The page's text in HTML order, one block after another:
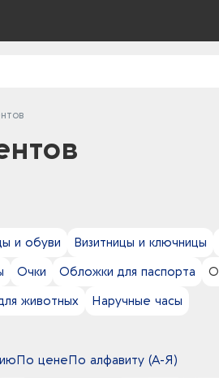
и обуви Визитницы и ключницы
Очки Обложки для паспорта
животных Наручные часы
По ценеПо алфавиту (А-Я)